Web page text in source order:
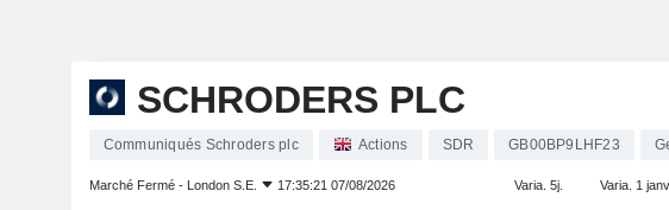
SCHRODERS PLC
Communiqués Schroders plc Actions SDR GB00BP9LHF23
Marché Fermé - London S.E. 17:35:21 07/08/2026 Varia. 5j. Varia. 1 janv.